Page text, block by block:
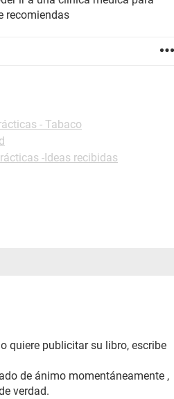
recomiendas
- Tabaco
-Ideas recibidas
quiere publicitar su libro, escribe
de ánimo momentáneamente ,
verdad.